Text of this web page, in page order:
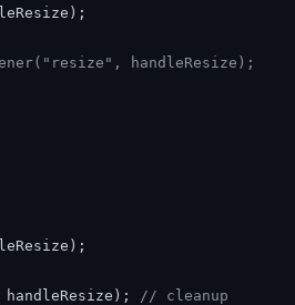
handleResize);
handleResize);
// cleanup